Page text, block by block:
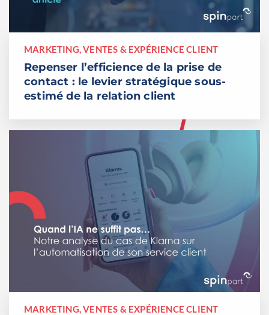
MARKETING, VENTES & EXPÉRIENCE CLIENT
Repenser l’efficience de la prise de
contact : le levier stratégique sous-
estimé de la relation client
MARKETING, VENTES & EXPÉRIENCE CLIENT